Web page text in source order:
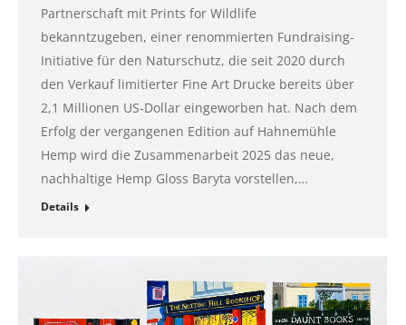
Partnerschaft mit Prints for Wildlife
bekanntzugeben, einer renommierten Fundraising-
Initiative für den Naturschutz, die seit 2020 durch
den Verkauf limitierter Fine Art Drucke bereits über
2,1 Millionen US-Dollar eingeworben hat. Nach dem
Erfolg der vergangenen Edition auf Hahnemühle
Hemp wird die Zusammenarbeit 2025 das neue,
nachhaltige Hemp Gloss Baryta vorstellen,…
Details